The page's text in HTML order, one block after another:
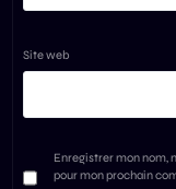
Site web
Enregistrer mon nom,
pour mon prochain